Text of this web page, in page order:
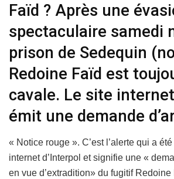
Faïd ? Après une
spectaculaire samedi
prison de Sedequin
Redoine Faïd est
cavale. Le site internet
émit une demande
« Notice rouge ». C’est l’alerte qui a
internet d’Interpol et signifie une «
en vue d’extradition» du fugitif Redoine